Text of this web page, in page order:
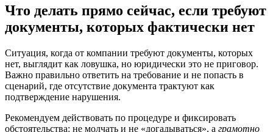
Что делать прямо сейчас, если требуют
документы, которых фактически нет
Ситуация, когда от компании требуют документы, которых
нет, выглядит как ловушка, но юридически это не приговор.
Важно правильно ответить на требование и не попасть в
сценарий, где отсутствие документа трактуют как
подтверждение нарушения.
Рекомендуем действовать по процедуре и фиксировать
обстоятельства: не молчать и не «догадываться», а грамотно